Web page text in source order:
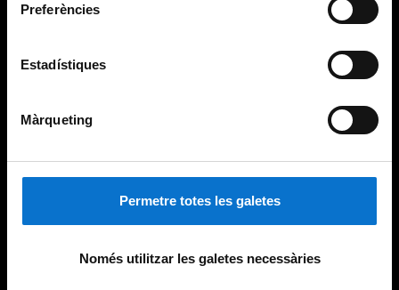
Preferències
Estadístiques
Màrqueting
Permetre totes les galetes
Només utilitzar les galetes necessàries